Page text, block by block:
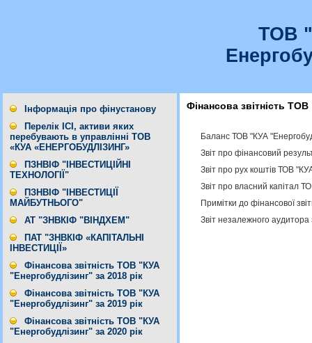
ТОВ
Інформація про фінустанову
Перелік ІСІ, активи яких
перебувають в управлінні ТОВ
«КУА «ЕНЕРГОБУДЛІЗИНГ»
ПЗНВІФ "ІНВЕСТИЦІЙНІ
ТЕХНОЛОГІЇ"
ПЗНВІФ "ІНВЕСТИЦІЇ
МАЙБУТНЬОГО"
АТ "ЗНВКІФ "ВІНДХЕМ"
ПАТ "ЗНВКІФ «КАПІТАЛЬНІ
ІНВЕСТИЦІЇ»
Фінансова звітність ТОВ "КУА
"Енергобудлізинг" за 2018 рік
Фінансова звітність ТОВ "КУА
"Енергобудлізинг" за 2019 рік
Фінансова звітність ТОВ "КУА
"Енергобудлізинг" за 2020 рік
Фінансова звітність
Баланс ТОВ "КУА
Звіт про фінансовий
Звіт про рух коштів ТОВ
Звіт про власний капітал
Примітки до фінансової
Звіт незалежного